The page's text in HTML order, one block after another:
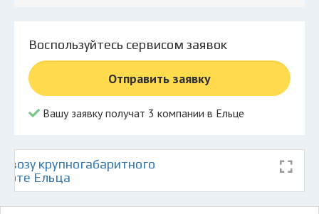
© 2026 Все права защищены
Воспользуйтесь сервисом заявок
Отправить заявку
Вашу заявку получат 3 компании в Ельце
крупногабаритного
Ельца